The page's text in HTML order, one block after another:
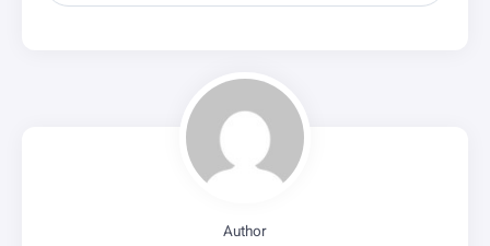
Author